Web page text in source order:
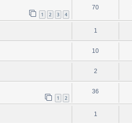
1 2 3 4
70
1
10
2
1 2
36
1